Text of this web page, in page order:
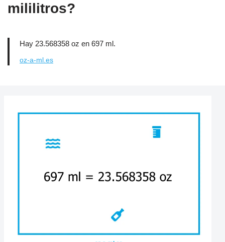
mililitros?
Hay 23.568358 oz en 697 ml.
oz-a-ml.es